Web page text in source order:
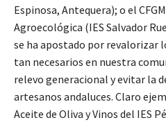
Espinosa, Antequera); o el
Agroecológica (IES Salvador
se ha apostado por revalorizar
tan necesarios en nuestra
relevo generacional y evitar la
artesanos andaluces. Claro
Aceite de Oliva y Vinos del IES